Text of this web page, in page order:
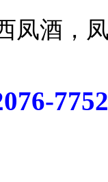
凤酒
7752